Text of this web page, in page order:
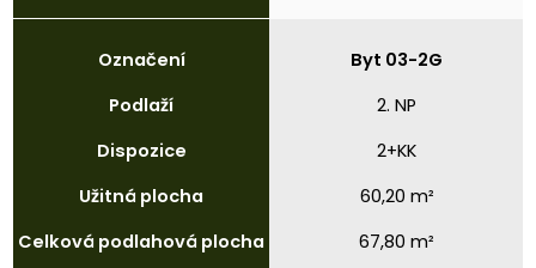
Označení
Podlaží
Dispozice
Užitná plocha
Celková podlahová plocha
Byt 03-2G
2. NP
2+KK
60,20 m²
67,80 m²